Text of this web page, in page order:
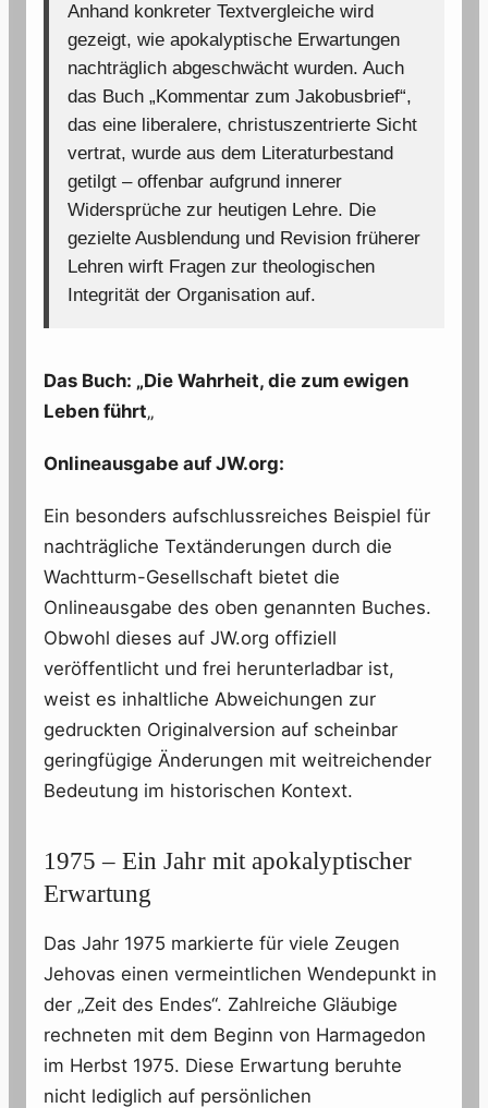
Anhand konkreter Textvergleiche wird
gezeigt, wie apokalyptische Erwartungen
nachträglich abgeschwächt wurden. Auch
das Buch „Kommentar zum Jakobusbrief“,
das eine liberalere, christuszentrierte Sicht
vertrat, wurde aus dem Literaturbestand
getilgt – offenbar aufgrund innerer
Widersprüche zur heutigen Lehre. Die
gezielte Ausblendung und Revision früherer
Lehren wirft Fragen zur theologischen
Integrität der Organisation auf.
Das Buch: „Die Wahrheit, die zum ewigen
Leben führt„
Onlineausgabe auf JW.org:
Ein besonders aufschlussreiches Beispiel für
nachträgliche Textänderungen durch die
Wachtturm-Gesellschaft bietet die
Onlineausgabe des oben genannten Buches.
Obwohl dieses auf JW.org offiziell
veröffentlicht und frei herunterladbar ist,
weist es inhaltliche Abweichungen zur
gedruckten Originalversion auf scheinbar
geringfügige Änderungen mit weitreichender
Bedeutung im historischen Kontext.
1975 – Ein Jahr mit apokalyptischer
Erwartung
Das Jahr 1975 markierte für viele Zeugen
Jehovas einen vermeintlichen Wendepunkt in
der „Zeit des Endes“. Zahlreiche Gläubige
rechneten mit dem Beginn von Harmagedon
im Herbst 1975. Diese Erwartung beruhte
nicht lediglich auf persönlichen